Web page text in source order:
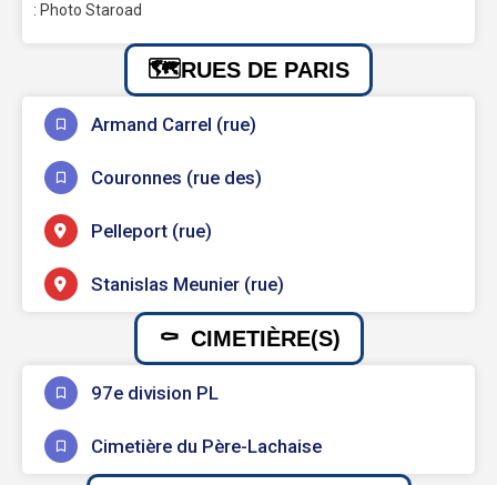
: Photo Staroad
RUES DE PARIS
Armand Carrel (rue)
Couronnes (rue des)
Pelleport (rue)
Stanislas Meunier (rue)
CIMETIÈRE(S)
97e division PL
Cimetière du Père-Lachaise